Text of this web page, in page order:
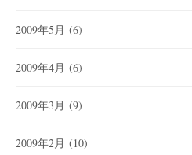
2009年5月 (6)
2009年4月 (6)
2009年3月 (9)
2009年2月 (10)